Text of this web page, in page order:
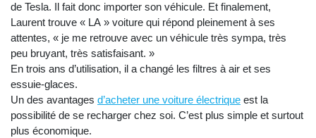
de Tesla. Il fait donc importer son véhicule. Et finalement,
Laurent trouve « LA » voiture qui répond pleinement à ses
attentes, « je me retrouve avec un véhicule très sympa, très
peu bruyant, très satisfaisant. »
En trois ans d’utilisation, il a changé les filtres à air et ses
essuie-glaces.
Un des avantages d’acheter une voiture électrique est la
possibilité de se recharger chez soi. C’est plus simple et surtout
plus économique.